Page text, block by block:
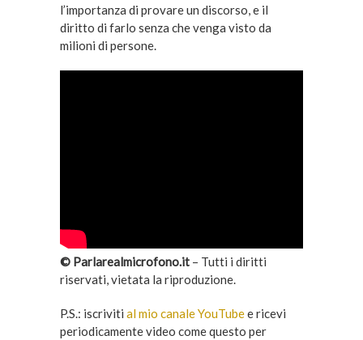
l’importanza di provare un discorso, e il
diritto di farlo senza che venga visto da
milioni di persone.
© Parlarealmicrofono.it– Tutti i diritti
riservati, vietata la riproduzione.
P.S.: iscriviti al mio canale YouTubee ricevi
periodicamente video come questo per